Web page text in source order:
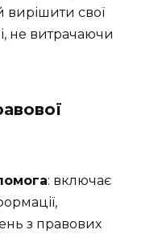
свої
не витрачаючи
: включає
з правових